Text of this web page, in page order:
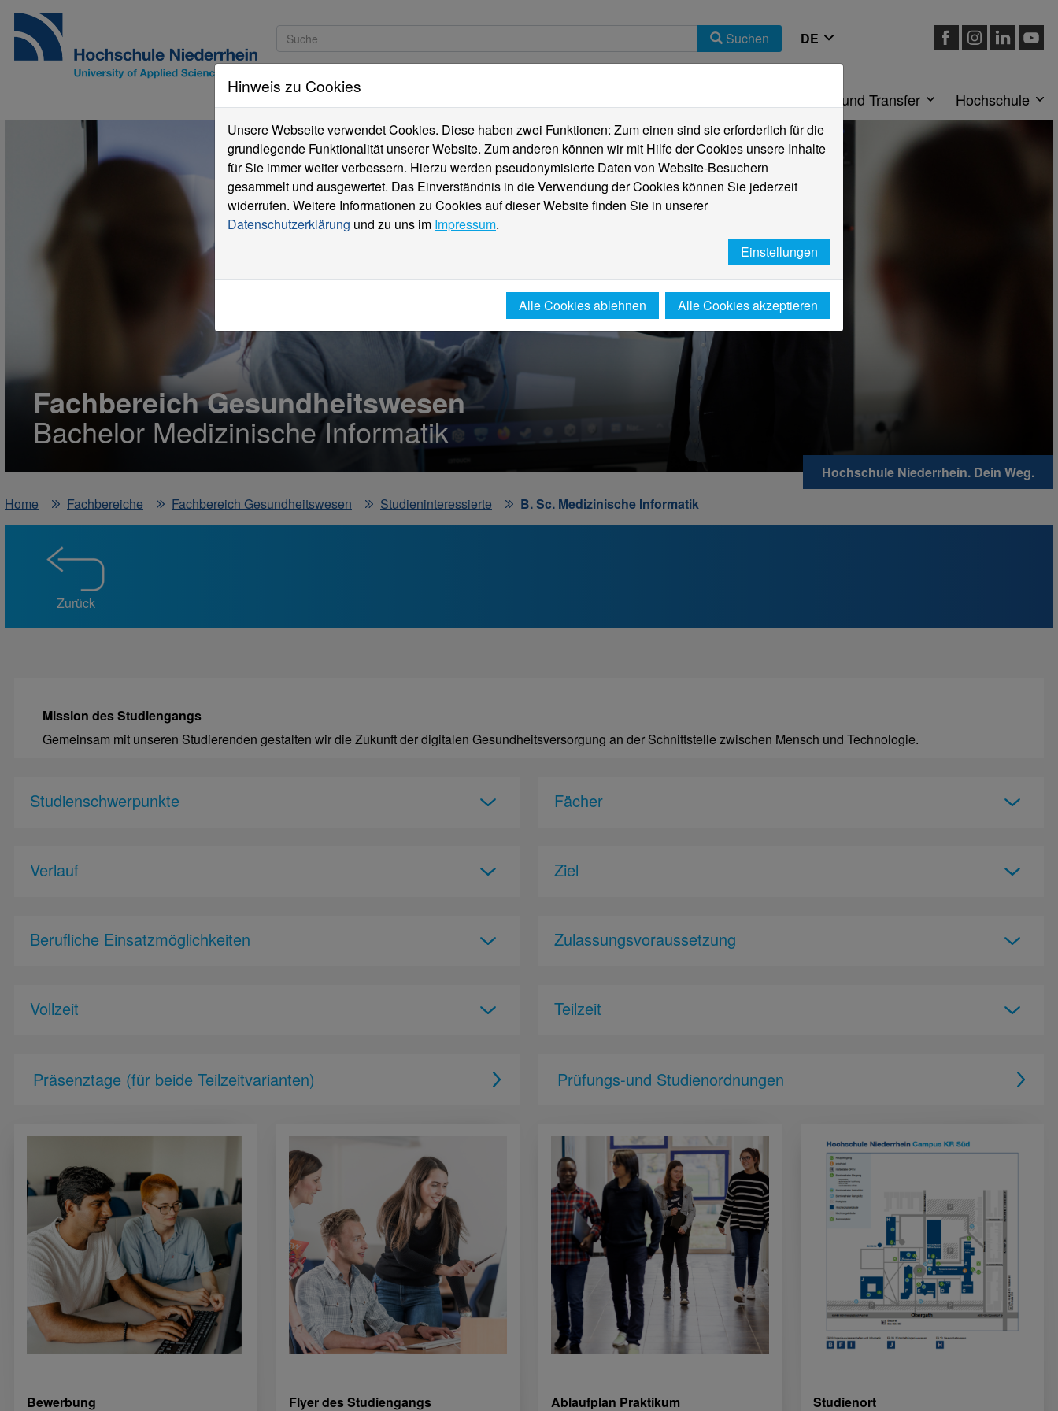
Suchen
Studieninteressierte Forschung und Transfer Hochschule
Fachbereich Gesundheitswesen
Bachelor Medizinische Informatik
Hochschule Niederrhein. Dein Weg.
Home
Fachbereiche Fachbereich Gesundheitswesen Studieninteressierte B. Sc. Medizinische Informatik
Zurück
Mission des Studiengangs
Gemeinsam mit unseren Studierenden gestalten wir die Zukunft der digitalen Gesundheitsversorgung an der Schnittstelle zwischen Mensch und Technologie.
Studienschwerpunkte Fächer
Verlauf Ziel
Berufliche Einsatzmöglichkeiten Zulassungsvoraussetzung
Vollzeit Teilzeit
Präsenztage (für beide Teilzeitvarianten) Prüfungs-und Studienordnungen
Bewerbung
Flyer des Studiengangs
Ablaufplan Praktikum
Studienort
Hinweis zu Cookies
Unsere Webseite verwendet Cookies. Diese haben zwei Funktionen: Zum einen sind sie erforderlich für die
grundlegende Funktionalität unserer Website. Zum anderen können wir mit Hilfe der Cookies unsere Inhalte
für Sie immer weiter verbessern. Hierzu werden pseudonymisierte Daten von Website-Besuchern
gesammelt und ausgewertet. Das Einverständnis in die Verwendung der Cookies können Sie jederzeit
widerrufen. Weitere Informationen zu Cookies auf dieser Website finden Sie in unserer
Datenschutzerklärung und zu uns im Impressum.
Einstellungen
Alle Cookies ablehnen Alle Cookies akzeptieren